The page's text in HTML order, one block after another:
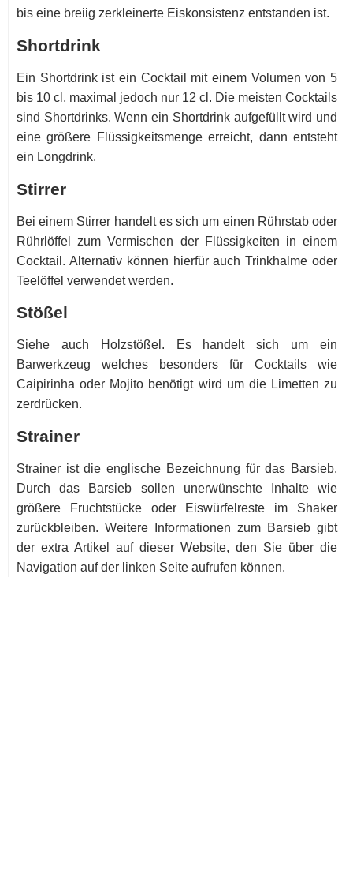
bis eine breiig zerkleinerte Eiskonsistenz entstanden ist.
Shortdrink
Ein Shortdrink ist ein Cocktail mit einem Volumen von 5
bis 10 cl, maximal jedoch nur 12 cl. Die meisten Cocktails
sind Shortdrinks. Wenn ein Shortdrink aufgefüllt wird und
eine größere Flüssigkeitsmenge erreicht, dann entsteht
ein Longdrink.
Stirrer
Bei einem Stirrer handelt es sich um einen Rührstab oder
Rührlöffel zum Vermischen der Flüssigkeiten in einem
Cocktail. Alternativ können hierfür auch Trinkhalme oder
Teelöffel verwendet werden.
Stößel
Siehe auch Holzstößel. Es handelt sich um ein
Barwerkzeug welches besonders für Cocktails wie
Caipirinha oder Mojito benötigt wird um die Limetten zu
zerdrücken.
Strainer
Strainer ist die englische Bezeichnung für das Barsieb.
Durch das Barsieb sollen unerwünschte Inhalte wie
größere Fruchtstücke oder Eiswürfelreste im Shaker
zurückbleiben. Weitere Informationen zum Barsieb gibt
der extra Artikel auf dieser Website, den Sie über die
Navigation auf der linken Seite aufrufen können.